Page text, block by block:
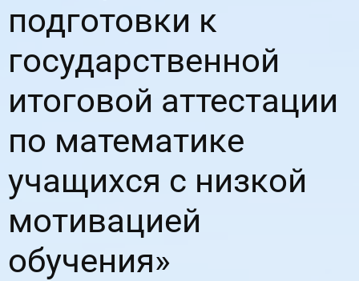
подготовки к
государственной
итоговой аттестации
по математике
учащихся с низкой
мотивацией
обучения»